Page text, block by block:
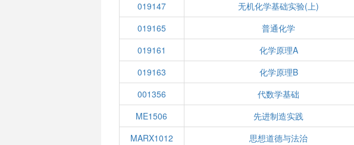
019147
无机化学基础实验(上)
019165
普通化学
019161
化学原理A
019163
化学原理B
001356
代数学基础
ME1506
先进制造实践
MARX1012
思想道德与法治